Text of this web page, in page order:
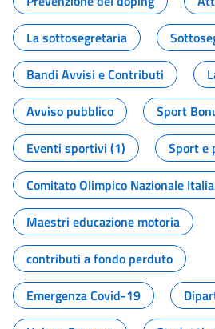
La sottosegretaria
Bandi Avvisi e Contributi
Avviso pubblico
Sport
Eventi sportivi (1)
Sport e
Comitato Olimpico Nazionale
Maestri educazione motoria
contributi a fondo perduto
Emergenza Covid-19